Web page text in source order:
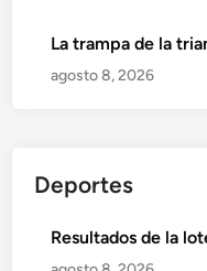
La trampa de la
agosto 8, 2026
Deportes
Resultados de la